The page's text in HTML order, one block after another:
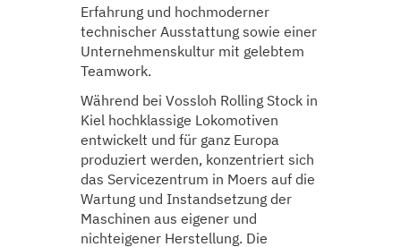
Erfahrung und hochmoderner
technischer Ausstattung sowie einer
Unternehmenskultur mit gelebtem
Teamwork.
Während bei Vossloh Rolling Stock in
Kiel hochklassige Lokomotiven
entwickelt und für ganz Europa
produziert werden, konzentriert sich
das Servicezentrum in Moers auf die
Wartung und Instandsetzung der
Maschinen aus eigener und
nichteigener Herstellung. Die